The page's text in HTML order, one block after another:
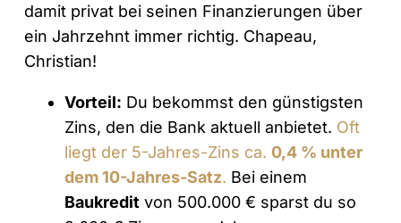
damit privat bei seinen Finanzierungen über
ein Jahrzehnt immer richtig. Chapeau,
Christian!
Vorteil: Du bekommst den günstigsten
Zins, den die Bank aktuell anbietet. Oft
liegt der 5-Jahres-Zins ca. 0,4 % unter
dem 10-Jahres-Satz. Bei einem
Baukredit von 500.000 € sparst du so